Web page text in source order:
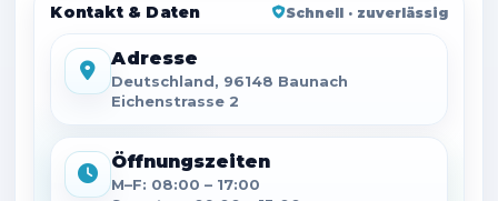
Kontakt & Daten Schnell · zuverlässig
Adresse
Deutschland, 96148 Baunach
Eichenstrasse 2
Öffnungszeiten
M–F: 08:00 – 17:00